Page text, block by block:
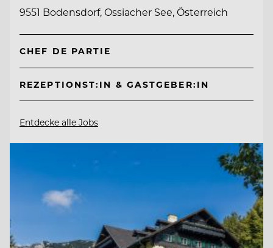
9551 Bodensdorf, Ossiacher See, Österreich
CHEF DE PARTIE
REZEPTIONST:IN & GASTGEBER:IN
Entdecke alle Jobs